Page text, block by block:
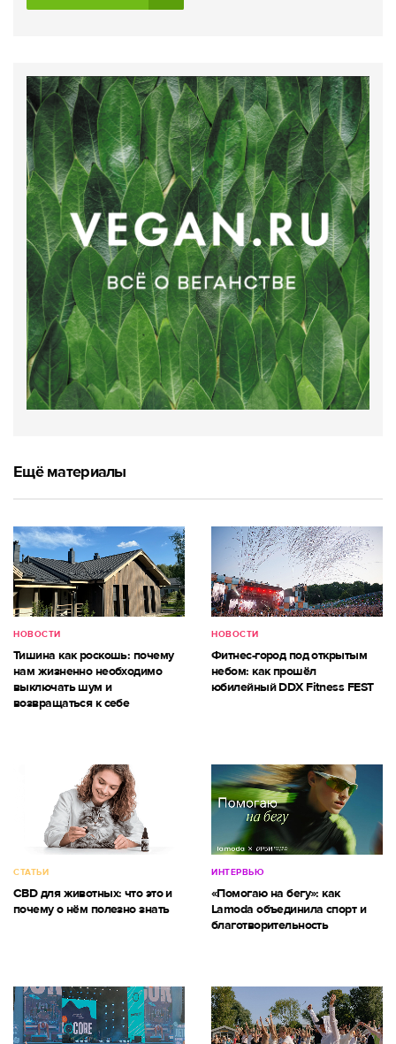
Ещё материалы
НОВОСТИ
Тишина как роскошь: почему
нам жизненно необходимо
выключать шум и
возвращаться к себе
НОВОСТИ
Фитнес-город под открытым
небом: как прошёл
юбилейный DDX Fitness FEST
СТАТЬИ
CBD для животных: что это и
почему о нём полезно знать
ИНТЕРВЬЮ
«Помогаю на бегу»: как
Lamoda объединила спорт и
благотворительность